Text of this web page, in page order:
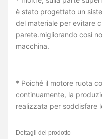
è stato progettato un
del materiale per evitare
parete.migliorando così
macchina.
* Poiché il motore ruota
continuamente, la
realizzata per soddisfare
Dettagli del prodotto